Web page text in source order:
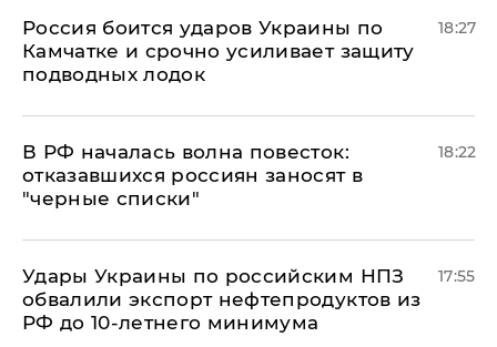
Россия боится ударов Украины по
Камчатке и срочно усиливает защиту
подводных лодок
18:27
​В РФ началась волна повесток:
отказавшихся россиян заносят в
"черные списки"
18:22
Удары Украины по российским НПЗ
обвалили экспорт нефтепродуктов из
РФ до 10-летнего минимума
17:55